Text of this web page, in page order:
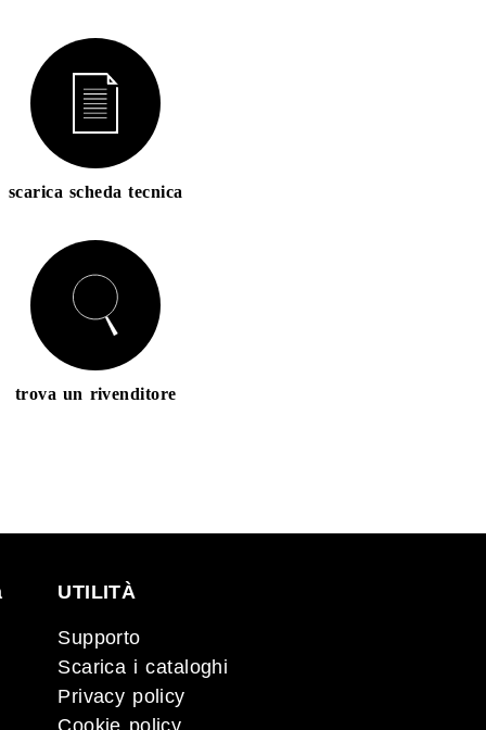
scarica scheda tecnica
trova un rivenditore
UTILITÀ
Supporto
Scarica i cataloghi
Privacy policy